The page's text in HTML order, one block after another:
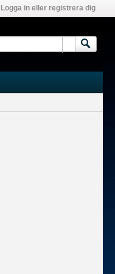
Logga in eller registrera dig